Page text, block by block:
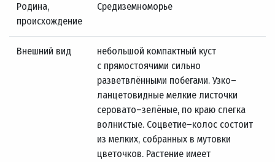
Родина,
происхождение
Средиземноморье
Внешний вид
небольшой компактный куст
с прямостоячими сильно
разветвлёнными побегами. Узко–
ланцетовидные мелкие листочки
серовато–зелёные, по краю слегка
волнистые. Соцветие–колос состоит
из мелких, собранных в мутовки
цветочков. Растение имеет